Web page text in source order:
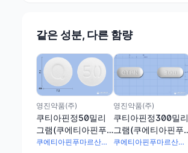
같은 성분, 다른 함량
영진약품(주)
쿠티아핀정50밀리
그램(쿠에티아핀푸
마르산염)
쿠에티아핀푸마르산염 57.56mg
영진약품(주)
쿠티아핀정300밀리
그램(쿠에티아핀푸
마르산염)
쿠에티아핀푸마르산염 345.39mg